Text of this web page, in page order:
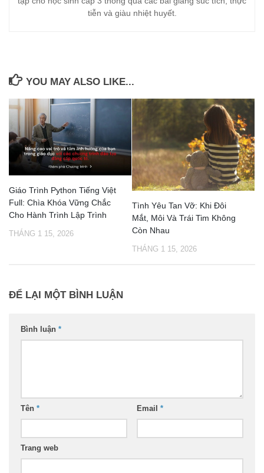
tiễn và giàu nhiệt huyết.
YOU MAY ALSO LIKE...
Giáo Trình Python Tiếng Việt
Full: Chìa Khóa Vững Chắc
Cho Hành Trình Lập Trình
THÁNG 1 15, 2026
Tình Yêu Tan Vỡ: Khi Đôi
Mắt, Môi Và Trái Tim Không
Còn Nhau
THÁNG 1 15, 2026
ĐỂ LẠI MỘT BÌNH LUẬN
Bình luận *
Tên * Email *
Trang web